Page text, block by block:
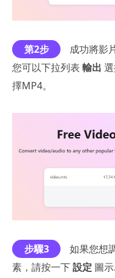
第2步
成功將影
您可以下拉列表 輸出
擇MP4。
步驟3
如果您想
素，請按一下設定 圖